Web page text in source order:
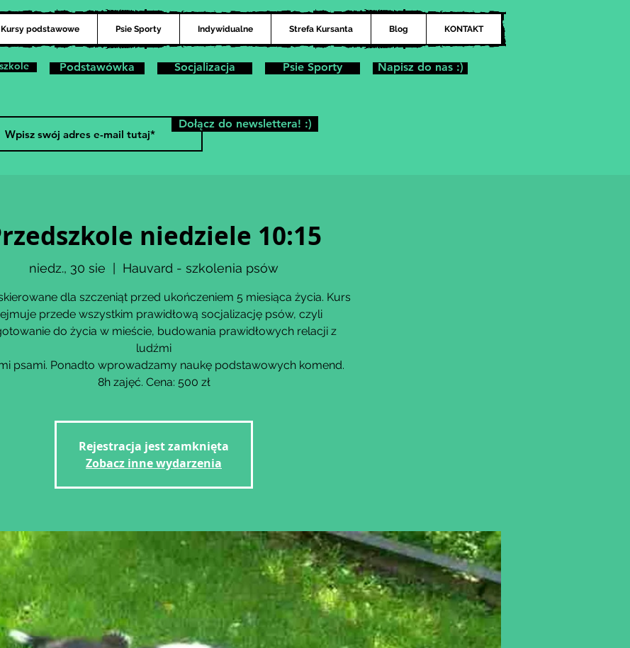
Kursy podstawowe Psie Sporty Indywidualne Strefa Kursanta Blog KONTAKT
Podstawówka Socjalizacja Psie Sporty Napisz do nas :)
niedziele 10:15
niedz., 30 sie Hauvard - szkolenia psów
dla szczeniąt przed ukończeniem 5 miesiąca życia. Kurs
przede wszystkim prawidłową socjalizację psów, czyli
do życia w mieście, budowania prawidłowych relacji z
ludźmi
psami. Ponadto wprowadzamy naukę podstawowych komend.
8h zajęć. Cena: 500 zł
Rejestracja jest zamknięta
Zobacz inne wydarzenia
Dołącz do newslettera! :)